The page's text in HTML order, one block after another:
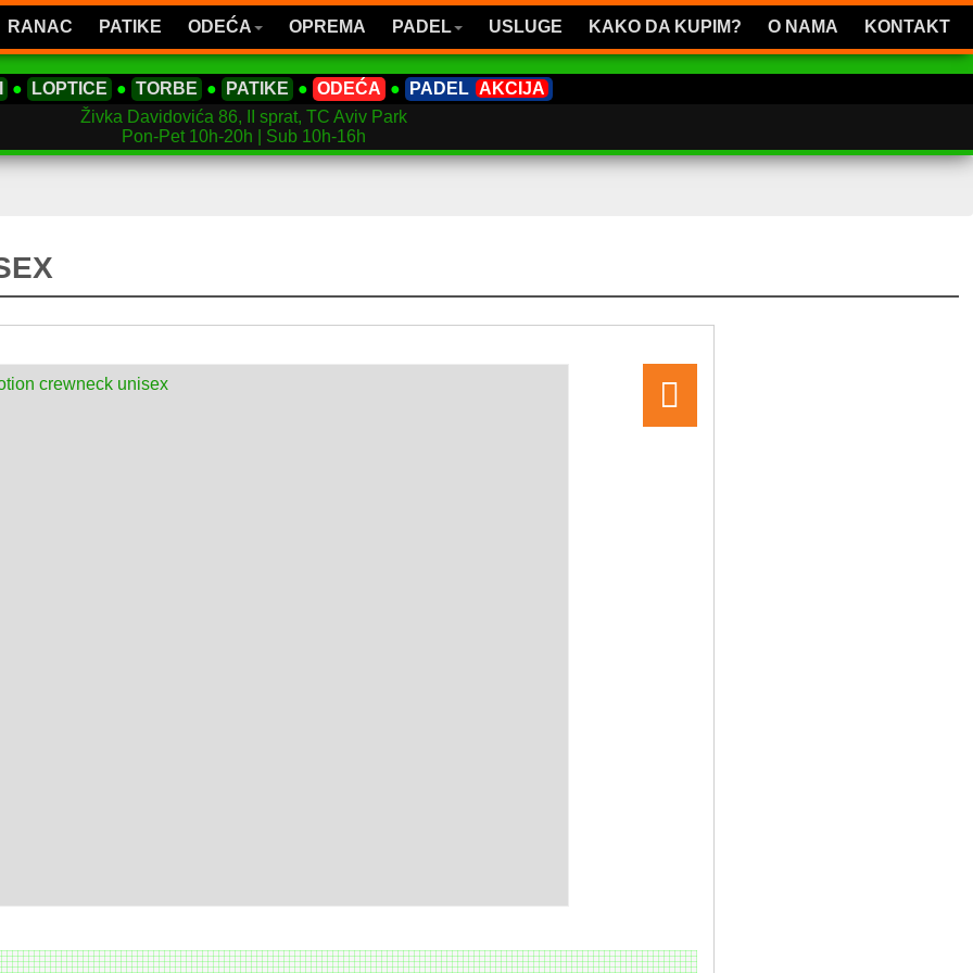
RANAC PATIKE ODEĆA OPREMA PADEL USLUGE KAKO DA KUPIM? O NAMA KONTAKT
● LOPTICE ● TORBE ● PATIKE ● ODEĆA ● PADEL AKCIJA
Živka Davidovića 86, II sprat, TC Aviv Park
Pon-Pet 10h-20h | Sub 10h-16h